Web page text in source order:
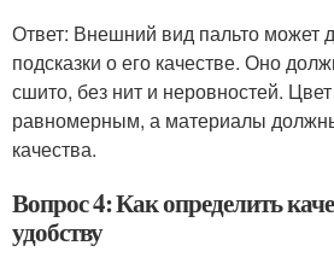
Ответ: Внешний вид пальто может
подсказки о его качестве. Оно
сшито, без нит и неровностей.
равномерным, а материалы
качества.
Вопрос 4: Как определить
удобству